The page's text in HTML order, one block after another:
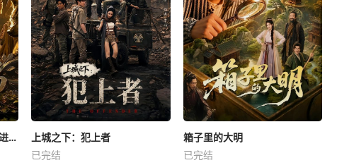
八朵金花有福，六零猎户爹进山挖宝藏
上城之下：犯上者
已完结
箱子里的大明
已完结